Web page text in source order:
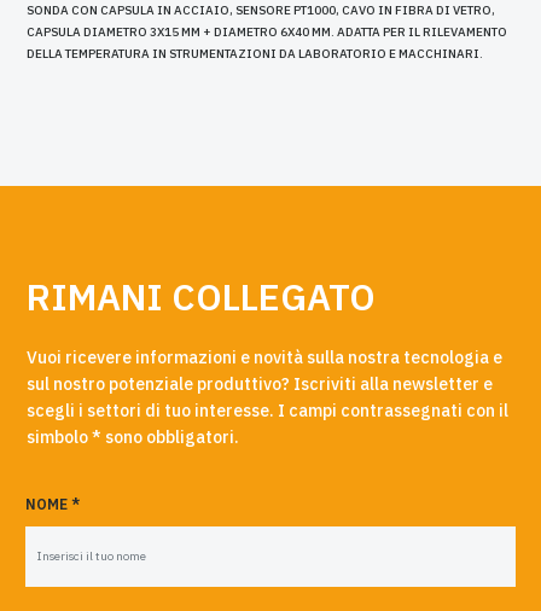
SONDA CON CAPSULA IN ACCIAIO, SENSORE PT1000, CAVO IN FIBRA DI VETRO,
CAPSULA DIAMETRO 3X15 MM + DIAMETRO 6X40 MM. ADATTA PER IL RILEVAMENTO
DELLA TEMPERATURA IN STRUMENTAZIONI DA LABORATORIO E MACCHINARI.
RIMANI COLLEGATO
Vuoi ricevere informazioni e novità sulla nostra tecnologia e
sul nostro potenziale produttivo? Iscriviti alla newsletter e
scegli i settori di tuo interesse. I campi contrassegnati con il
simbolo * sono obbligatori.
NOME *